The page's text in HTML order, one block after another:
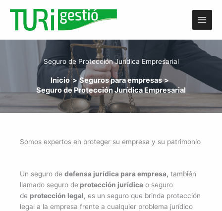
contenido
Seguro de Protección Jurídica Empresarial
Inicio
Seguros para empresas
Seguro de Protección Jurídica Empresarial
Somos expertos en proteger su empresa y su patrimonio
Un seguro de defensa jurídica para empresa, también
llamado seguro de protección jurídica o seguro
de protección legal, es un seguro que brinda protección
legal a la empresa frente a cualquier problema jurídico